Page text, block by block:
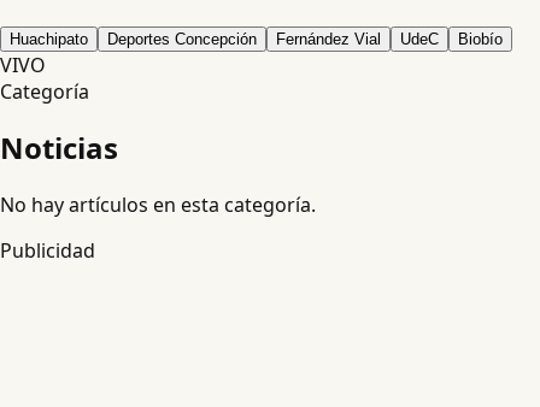
Huachipato Deportes Concepción Fernández Vial UdeC Biobío
VIVO
Categoría
Noticias
No hay artículos en esta categoría.
Publicidad